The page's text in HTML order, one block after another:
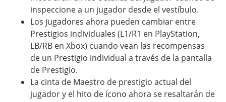
inspeccione a un jugador desde el vestíbulo.
Los jugadores ahora pueden cambiar entre
Prestigios individuales (L1/R1 en PlayStation,
LB/RB en Xbox) cuando vean las recompensas
de un Prestigio individual a través de la pantalla
de Prestigio.
La cinta de Maestro de prestigio actual del
jugador y el hito de ícono ahora se resaltarán de